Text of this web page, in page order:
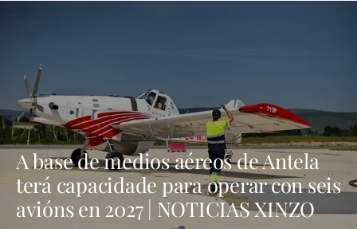
A base de medios aéreos de Antela
terá capacidade para operar con seis
avións en 2027 | NOTICIAS XINZO